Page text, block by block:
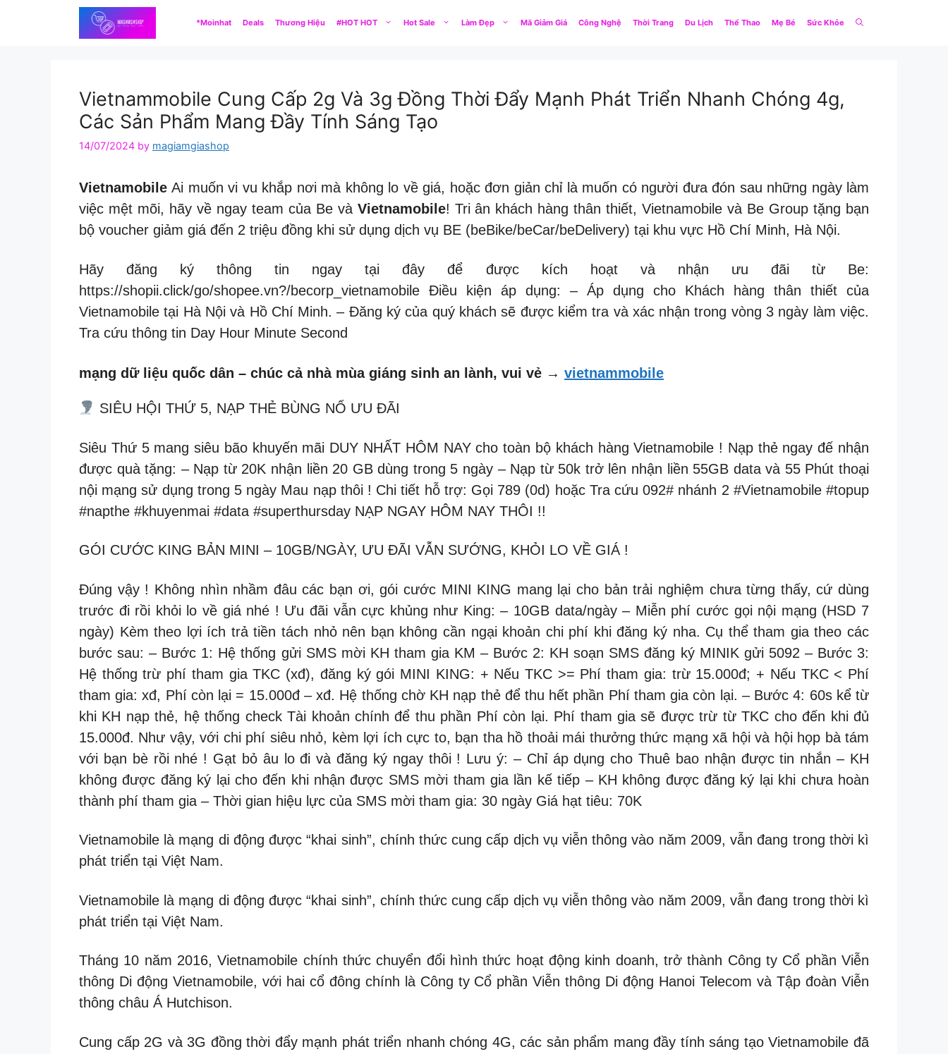
*Moinhat Deals Thương Hiệu #HOT HOT Hot Sale Làm Đẹp Mã Giảm Giá Công Nghệ Thời Trang Du Lịch Thể Thao Mẹ Bé Sức Khỏe
Vietnammobile Cung Cấp 2g Và 3g Đồng Thời Đẩy Mạnh Phát Triển Nhanh Chóng 4g,
Các Sản Phẩm Mang Đầy Tính Sáng Tạo
14/07/2024 by magiamgiashop
VietnamobileAi muốn vi vu khắp nơi mà không lo về giá, hoặc đơn giản chỉ là muốn có người đưa đón sau những ngày làm
việc mệt mõi, hãy về ngay team của Be và Vietnamobile! Tri ân khách hàng thân thiết, Vietnamobile và Be Group tặng bạn
bộ voucher giảm giá đến 2 triệu đồng khi sử dụng dịch vụ BE (beBike/beCar/beDelivery) tại khu vực Hồ Chí Minh, Hà Nội.
Hãy đăng ký thông tin ngay tại đây để được kích hoạt và nhận ưu đãi từ Be:
https://shopii.click/go/shopee.vn?/becorp_vietnamobile Điều kiện áp dụng: – Áp dụng cho Khách hàng thân thiết của
Vietnamobile tại Hà Nội và Hồ Chí Minh. – Đăng ký của quý khách sẽ được kiểm tra và xác nhận trong vòng 3 ngày làm việc.
Tra cứu thông tin Day Hour Minute Second
mạng dữ liệu quốc dân – chúc cả nhà mùa giáng sinh an lành, vui vẻ → vietnammobile
SIÊU HỘI THỨ 5, NẠP THẺ BÙNG NỔ ƯU ĐÃI
Siêu Thứ 5 mang siêu bão khuyến mãi DUY NHẤT HÔM NAY cho toàn bộ khách hàng Vietnamobile ! Nạp thẻ ngay đế nhận
được quà tặng: – Nạp từ 20K nhận liền 20 GB dùng trong 5 ngày – Nạp từ 50k trở lên nhận liền 55GB data và 55 Phút thoại
nội mạng sử dụng trong 5 ngày Mau nạp thôi ! Chi tiết hỗ trợ: Gọi 789 (0d) hoặc Tra cứu 092# nhánh 2 #Vietnamobile #topup
#napthe #khuyenmai #data #superthursday NẠP NGAY HÔM NAY THÔI !!
GÓI CƯỚC KING BẢN MINI – 10GB/NGÀY, ƯU ĐÃI VẪN SƯỚNG, KHỎI LO VỀ GIÁ !
Đúng vậy ! Không nhìn nhầm đâu các bạn ơi, gói cước MINI KING mang lại cho bản trải nghiệm chưa từng thấy, cứ dùng
trước đi rồi khỏi lo về giá nhé ! Ưu đãi vẫn cực khủng như King: – 10GB data/ngày – Miễn phí cước gọi nội mạng (HSD 7
ngày) Kèm theo lợi ích trả tiền tách nhỏ nên bạn không cần ngại khoản chi phí khi đăng ký nha. Cụ thể tham gia theo các
bước sau: – Bước 1: Hệ thống gửi SMS mời KH tham gia KM – Bước 2: KH soạn SMS đăng ký MINIK gửi 5092 – Bước 3:
Hệ thống trừ phí tham gia TKC (xđ), đăng ký gói MINI KING: + Nếu TKC >= Phí tham gia: trừ 15.000đ; + Nếu TKC < Phí
tham gia: xđ, Phí còn lại = 15.000đ – xđ. Hệ thống chờ KH nạp thẻ để thu hết phần Phí tham gia còn lại. – Bước 4: 60s kể từ
khi KH nạp thẻ, hệ thống check Tài khoản chính để thu phần Phí còn lại. Phí tham gia sẽ được trừ từ TKC cho đến khi đủ
15.000đ. Như vậy, với chi phí siêu nhỏ, kèm lợi ích cực to, bạn tha hồ thoải mái thưởng thức mạng xã hội và hội họp bà tám
với bạn bè rồi nhé ! Gạt bỏ âu lo đi và đăng ký ngay thôi ! Lưu ý: – Chỉ áp dụng cho Thuê bao nhận được tin nhắn – KH
không được đăng ký lại cho đến khi nhận được SMS mời tham gia lần kế tiếp – KH không được đăng ký lại khi chưa hoàn
thành phí tham gia – Thời gian hiệu lực của SMS mời tham gia: 30 ngày Giá hạt tiêu: 70K
Vietnamobile là mạng di động được “khai sinh”, chính thức cung cấp dịch vụ viễn thông vào năm 2009, vẫn đang trong thời kì
phát triển tại Việt Nam.
Vietnamobile là mạng di động được “khai sinh”, chính thức cung cấp dịch vụ viễn thông vào năm 2009, vẫn đang trong thời kì
phát triển tại Việt Nam.
Tháng 10 năm 2016, Vietnamobile chính thức chuyển đổi hình thức hoạt động kinh doanh, trở thành Công ty Cổ phần Viễn
thông Di động Vietnamobile, với hai cổ đông chính là Công ty Cổ phần Viễn thông Di động Hanoi Telecom và Tập đoàn Viễn
thông châu Á Hutchison.
Cung cấp 2G và 3G đồng thời đẩy mạnh phát triển nhanh chóng 4G, các sản phẩm mang đầy tính sáng tạo Vietnamobile đã